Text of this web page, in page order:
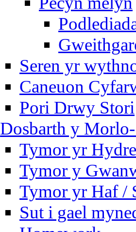
Seren yr
Caneuon
Pori Drwy Stori
Dosbarth y
Tymor yr
Tymor y
Tymor yr Haf /
Sut i gael